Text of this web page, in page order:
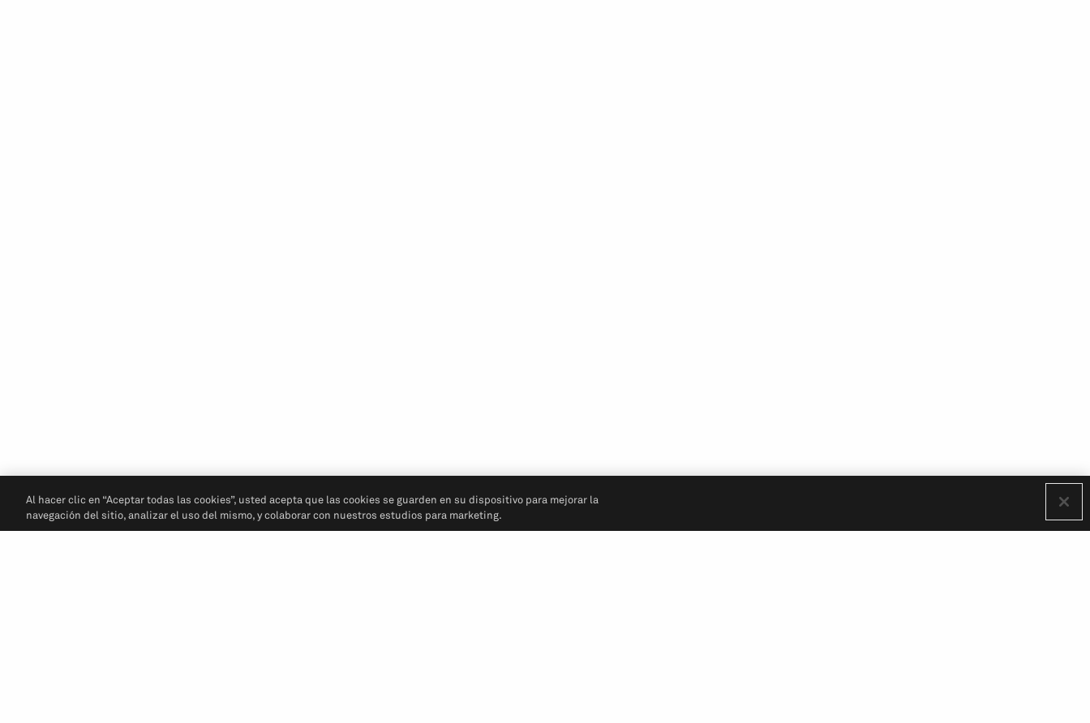
Al hacer clic en “Aceptar todas las cookies”, usted acepta que las cookies se guarden en su dispositivo para mejorar la
navegación del sitio, analizar el uso del mismo, y colaborar con nuestros estudios para marketing.